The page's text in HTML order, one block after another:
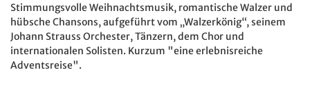
Stimmungsvolle Weihnachtsmusik, romantische Walzer und
hübsche Chansons, aufgeführt vom „Walzerkönig“, seinem
Johann Strauss Orchester, Tänzern, dem Chor und
internationalen Solisten. Kurzum "eine erlebnisreiche
Adventsreise".